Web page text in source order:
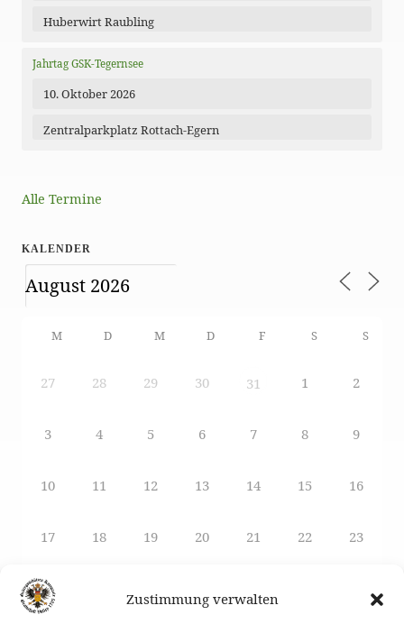
Zustimmung verwalten
Huberwirt Raubling
Jahrtag GSK-Tegernsee
10. Oktober 2026
Zentralparkplatz Rottach-Egern
Alle Termine
KALENDER
M D M D F S S
27 28 29 30 31 1 2
3 4 5 6 7 8 9
10 11 12 13 14 15 16
17 18 19 20 21 22 23
24